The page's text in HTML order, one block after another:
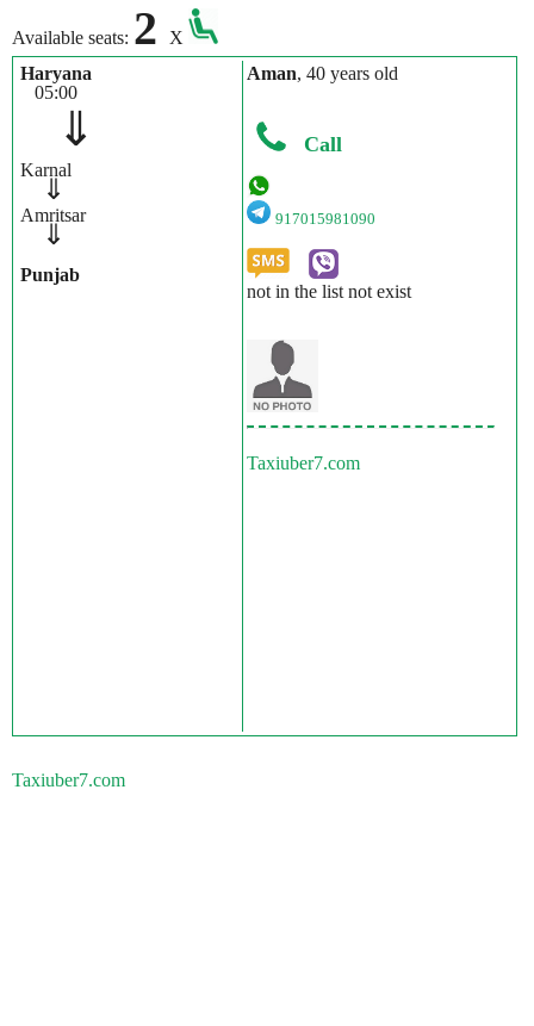
Available seats: 2
X
Haryana
05:00
⇓
Karnal
⇓
Amritsar
⇓
Punjab
Aman, 40 years old
Call
917015981090
not in the list not exist
Taxiuber7.com
Taxiuber7.com